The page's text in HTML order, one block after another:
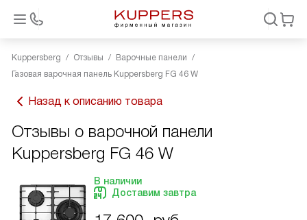
Kuppersberg Отзывы
Варочные панели
Газовая варочная панель Kuppersberg FG 46 W
Назад к описанию товара
Отзывы о варочной панели
Kuppersberg FG 46 W
В наличии
Доставим завтра